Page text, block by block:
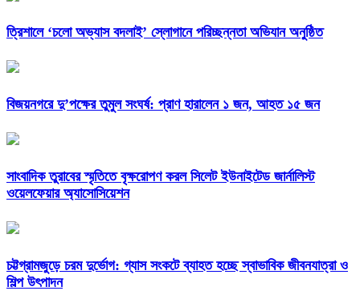
‎ত্রিশালে ‘চলো অভ্যাস বদলাই’ স্লোগানে পরিচ্ছন্নতা অভিযান অনুষ্ঠিত
বিজয়নগরে দু’পক্ষের তুমুল সংঘর্ষ: প্রাণ হারালেন ১ জন, আহত ১৫ জন
সাংবাদিক তুরাবের স্মৃতিতে বৃক্ষরোপণ করল সিলেট ইউনাইটেড জার্নালিস্ট
ওয়েলফেয়ার অ্যাসোসিয়েশন
চট্টগ্রামজুড়ে চরম দুর্ভোগ: গ্যাস সংকটে ব্যাহত হচ্ছে স্বাভাবিক জীবনযাত্রা ও
শিল্প উৎপাদন